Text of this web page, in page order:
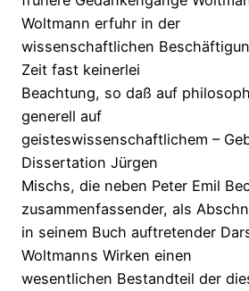
Woltmann erfuhr in der
wissenschaftlichen
Zeit fast keinerlei
Beachtung, so daß auf
generell auf
geisteswissenschaftlichem –
Dissertation Jürgen
Mischs, die neben Peter Emil
zusammenfassender, als
in seinem Buch auftretender
Woltmanns Wirken einen
wesentlichen Bestandteil der